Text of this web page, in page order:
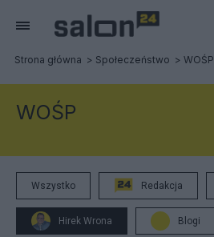
Strona główna Społeczeństwo WOŚP
WOŚP
Wszystko Redakcja
Hirek Wrona Blogi